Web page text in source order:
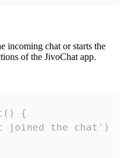
incoming chat or starts the
of the JivoChat app.
{